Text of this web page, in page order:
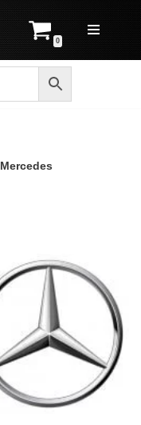
0
Mercedes